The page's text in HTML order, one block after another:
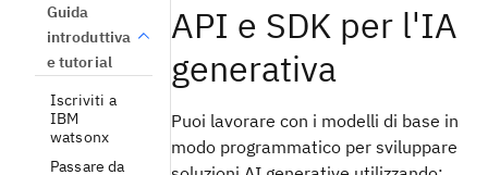
Guida
introduttiva
e tutorial
Iscriviti a
IBM
watsonx
Passare da
API e SDK per l'IA
generativa
Puoi lavorare con i modelli di base in
modo programmatico per sviluppare